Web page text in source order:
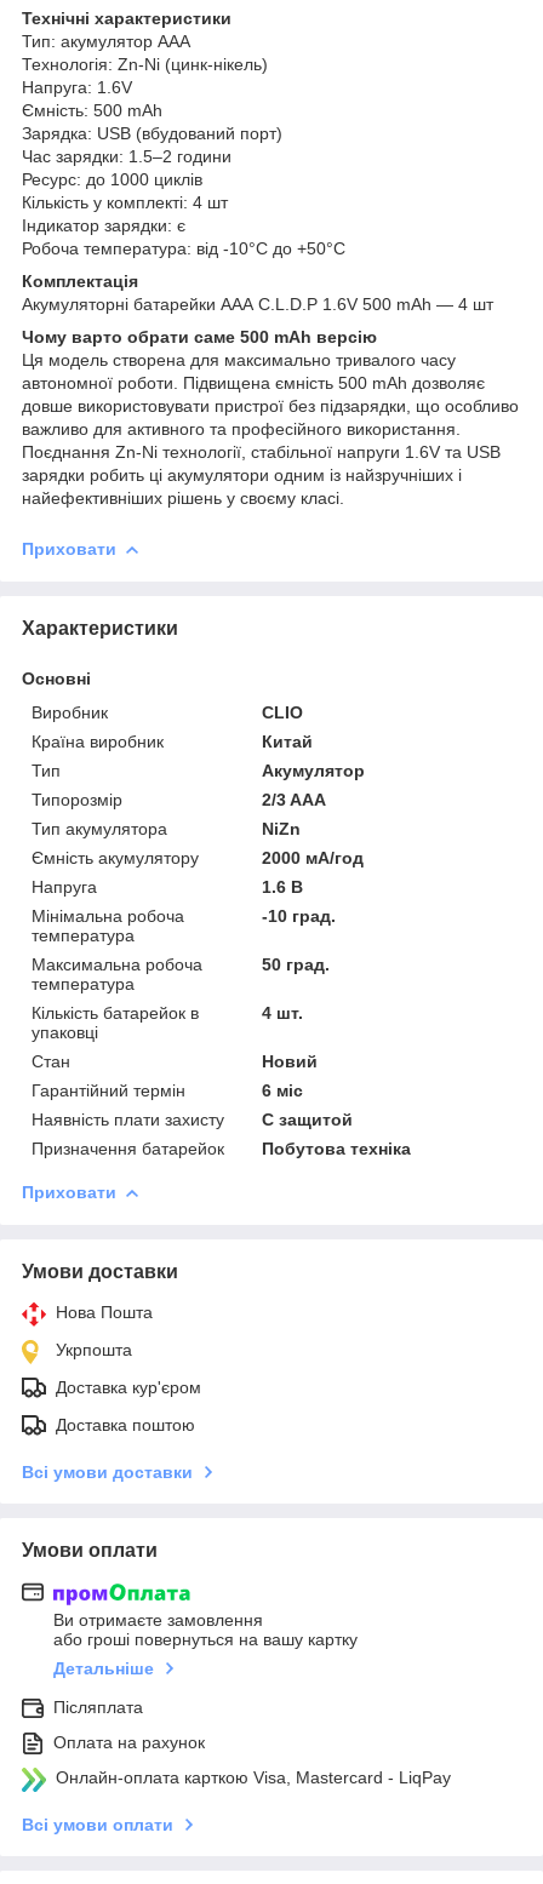
Технічні характеристики
Тип: акумулятор AAА
Технологія: Zn-Ni (цинк-нікель)
Напруга: 1.6V
Ємність: 500 mAh
Зарядка: USB (вбудований порт)
Час зарядки: 1.5–2 години
Ресурс: до 1000 циклів
Кількість у комплекті: 4 шт
Індикатор зарядки: є
Робоча температура: від -10°C до +50°C
Комплектація
Акумуляторні батарейки AAА C.L.D.P 1.6V 500 mAh — 4 шт
Чому варто обрати саме 500 mAh версію
Ця модель створена для максимально тривалого часу
автономної роботи. Підвищена ємність 500 mAh дозволяє
довше використовувати пристрої без підзарядки, що особливо
важливо для активного та професійного використання.
Поєднання Zn-Ni технології, стабільної напруги 1.6V та USB
зарядки робить ці акумулятори одним із найзручніших і
найефективніших рішень у своєму класі.
Приховати
Характеристики
Основні
Виробник
CLIO
Країна виробник
Китай
Тип
Акумулятор
Типорозмір
2/3 AAA
Тип акумулятора
NiZn
Ємність акумулятору
2000 мА/год
Напруга
1.6 В
Мінімальна робоча
температура
-10 град.
Максимальна робоча
температура
50 град.
Кількість батарейок в
упаковці
4 шт.
Стан
Новий
Гарантійний термін
6 міс
Наявність плати захисту
С защитой
Призначення батарейок
Побутова техніка
Приховати
Умови доставки
Нова Пошта
Укрпошта
Доставка кур'єром
Доставка поштою
Всі умови доставки
Умови оплати
Ви отримаєте замовлення
або гроші повернуться на вашу картку
Детальніше
Післяплата
Оплата на рахунок
Онлайн-оплата карткою Visa, Mastercard - LiqPay
Всі умови оплати